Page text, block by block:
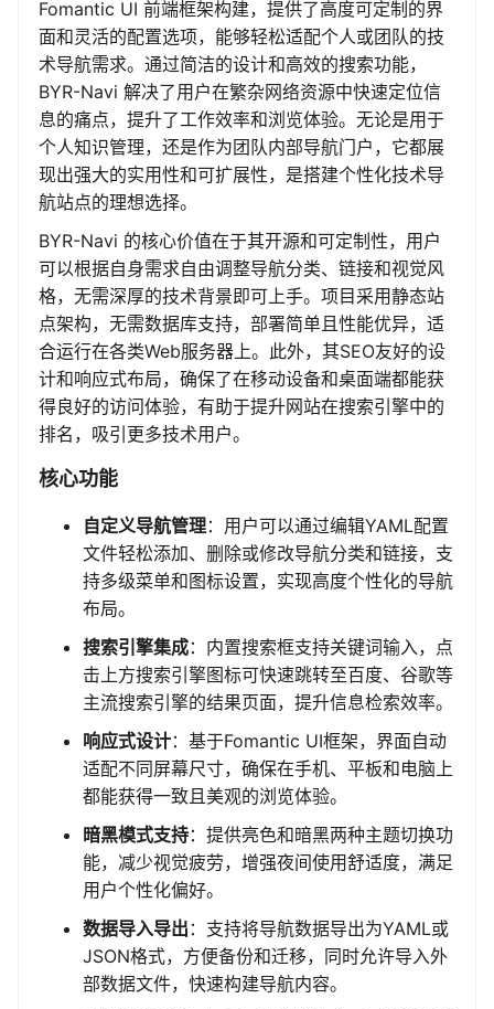
Fomantic UI 前端框架构建，提供了高度可定制的界
面和灵活的配置选项，能够轻松适配个人或团队的技
术导航需求。通过简洁的设计和高效的搜索功能，
BYR-Navi 解决了用户在繁杂网络资源中快速定位信
息的痛点，提升了工作效率和浏览体验。无论是用于
个人知识管理，还是作为团队内部导航门户，它都展
现出强大的实用性和可扩展性，是搭建个性化技术导
航站点的理想选择。
BYR-Navi 的核心价值在于其开源和可定制性，用户
可以根据自身需求自由调整导航分类、链接和视觉风
格，无需深厚的技术背景即可上手。项目采用静态站
点架构，无需数据库支持，部署简单且性能优异，适
合运行在各类Web服务器上。此外，其SEO友好的设
计和响应式布局，确保了在移动设备和桌面端都能获
得良好的访问体验，有助于提升网站在搜索引擎中的
排名，吸引更多技术用户。
核心功能
自定义导航管理：用户可以通过编辑YAML配置
文件轻松添加、删除或修改导航分类和链接，支
持多级菜单和图标设置，实现高度个性化的导航
布局。
搜索引擎集成：内置搜索框支持关键词输入，点
击上方搜索引擎图标可快速跳转至百度、谷歌等
主流搜索引擎的结果页面，提升信息检索效率。
响应式设计：基于Fomantic UI框架，界面自动
适配不同屏幕尺寸，确保在手机、平板和电脑上
都能获得一致且美观的浏览体验。
暗黑模式支持：提供亮色和暗黑两种主题切换功
能，减少视觉疲劳，增强夜间使用舒适度，满足
用户个性化偏好。
数据导入导出 ：支持将导航数据导出为YAML或
JSON格式，方便备份和迁移，同时允许导入外
部数据文件，快速构建导航内容。